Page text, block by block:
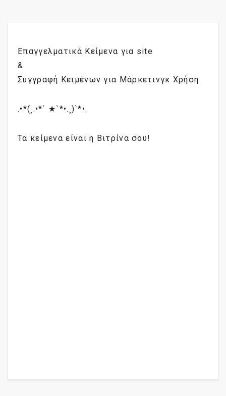
Επαγγελματικά Κείμενα για site
&
Συγγραφή Κειμένων για Μάρκετινγκ Χρήση
.•*(¸.•*´ ★`*•.¸)`*•.
Τα κείμενα είναι η Βιτρίνα σου!